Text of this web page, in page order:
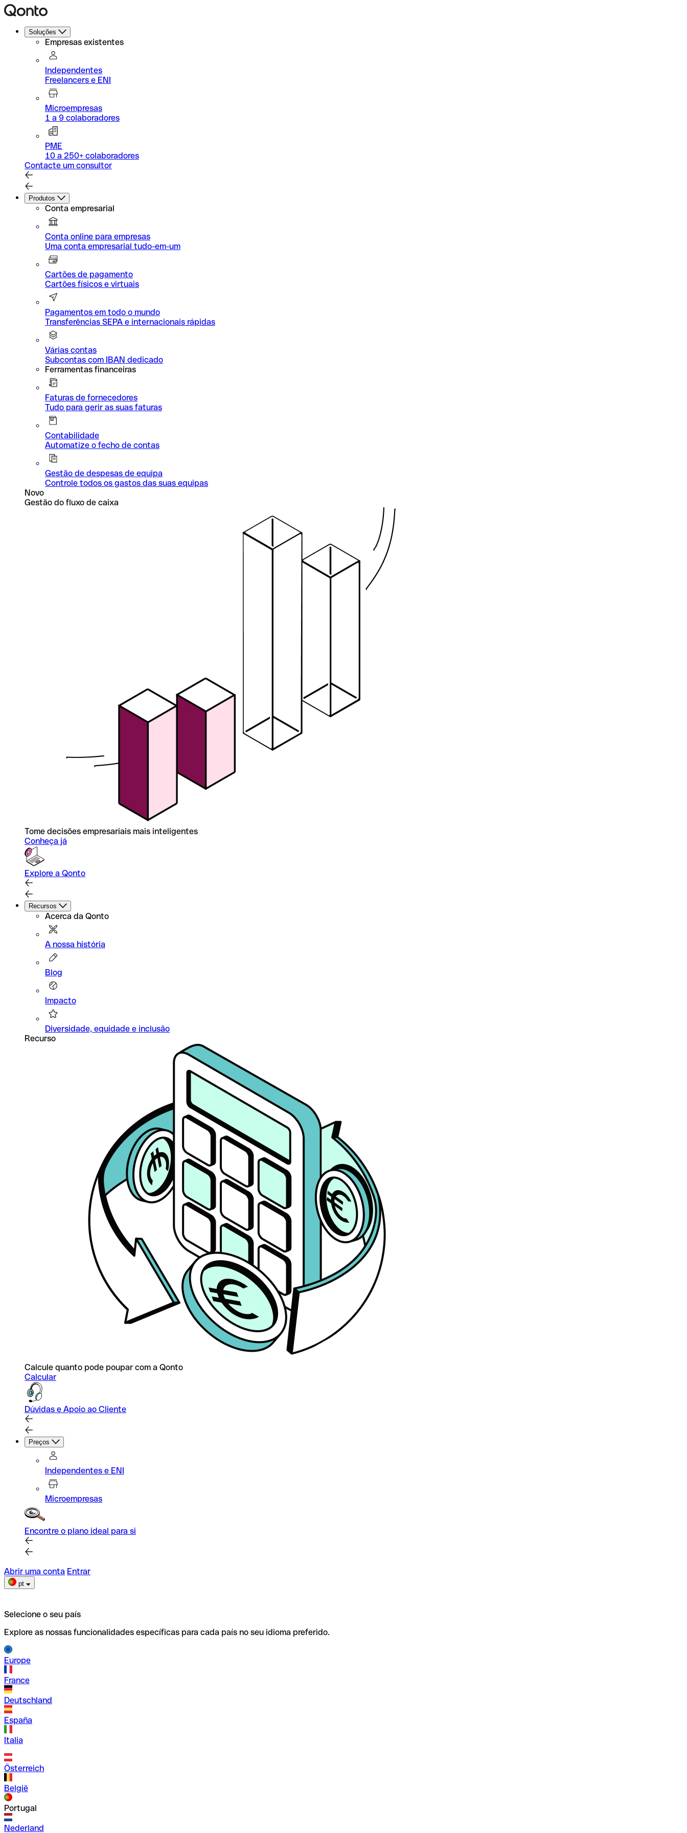
Soluções
Empresas existentes
Independentes
Freelancers e ENI
Microempresas
1 a 9 colaboradores
PME
10 a 250+ colaboradores
Contacte um consultor
Produtos
Conta empresarial
Conta online para empresas
Uma conta empresarial tudo-em-um
Cartões de pagamento
Cartões físicos e virtuais
Pagamentos em todo o mundo
Transferências SEPA e internacionais rápidas
Várias contas
Subcontas com IBAN dedicado
Ferramentas financeiras
Faturas de fornecedores
Tudo para gerir as suas faturas
Contabilidade
Automatize o fecho de contas
Gestão de despesas de equipa
Controle todos os gastos das suas equipas
Novo
Gestão do fluxo de caixa
Tome decisões empresariais mais inteligentes
Conheça já
Explore a Qonto
Recursos
Acerca da Qonto
A nossa história
Blog
Impacto
Diversidade, equidade e inclusão
Recurso
Calcule quanto pode poupar com a Qonto
Calcular
Dúvidas e Apoio ao Cliente
Preços
Independentes e ENI
Microempresas
Encontre o plano ideal para si
Abrir uma conta Entrar
pt
Selecione o seu país
Explore as nossas funcionalidades específicas para cada país no seu idioma preferido.
Europe
France
Deutschland
España
Italia
Österreich
België
Portugal
Nederland